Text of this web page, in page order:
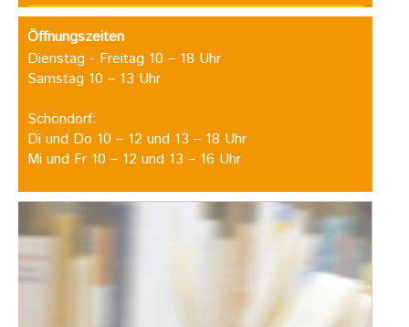
Öffnungszeiten
Dienstag - Freitag 10 – 18 Uhr
Samstag 10 – 13 Uhr
Schöndorf:
Di und Do 10 – 12 und 13 – 18 Uhr
Mi und Fr 10 – 12 und 13 – 16 Uhr